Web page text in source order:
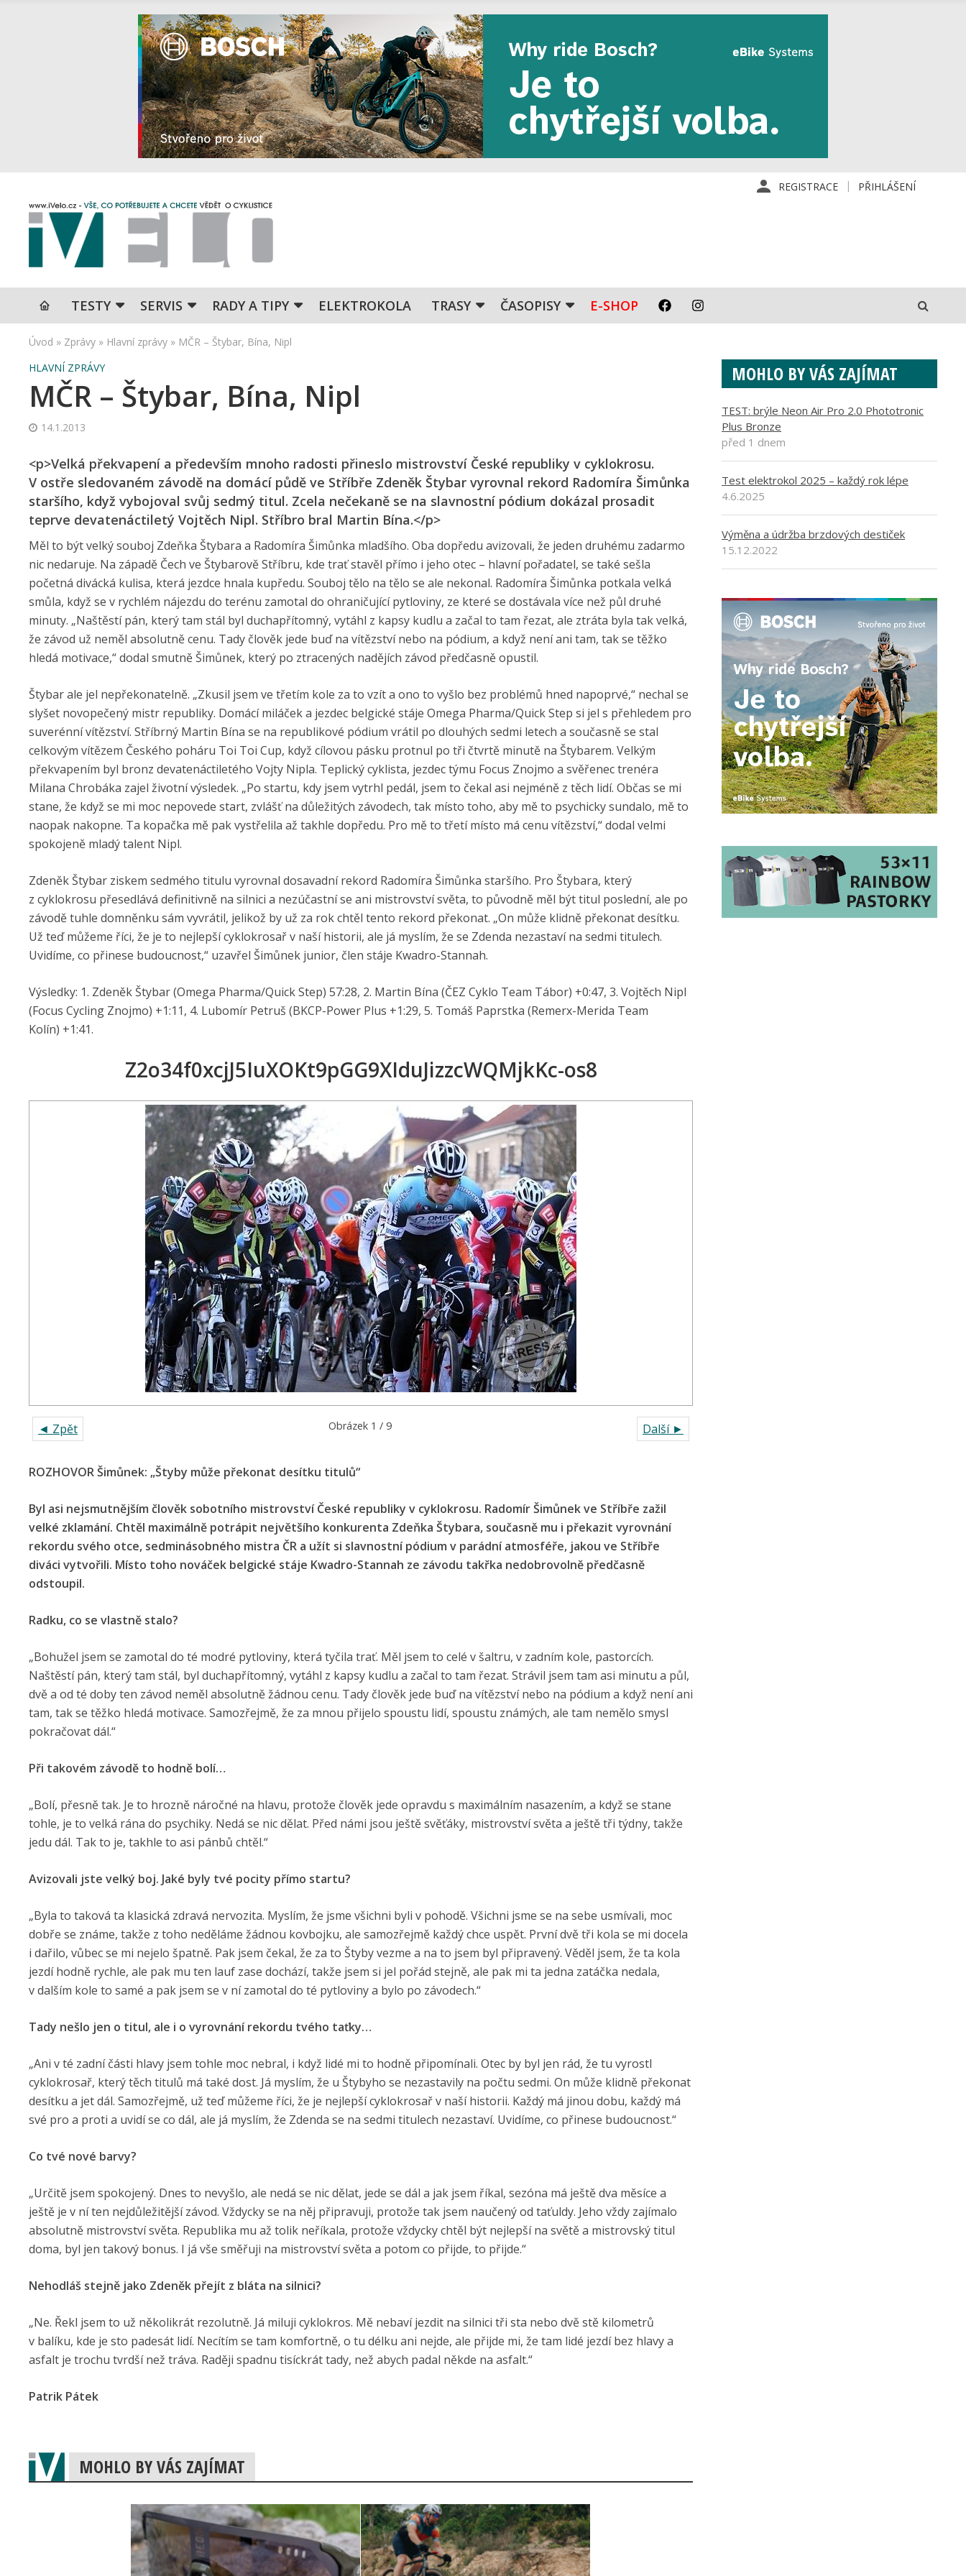
REGISTRACE PŘIHLÁŠENÍ
TESTY SERVIS RADY A TIPY ELEKTROKOLA TRASY ČASOPISY E-SHOP
Úvod » Zprávy » Hlavní zprávy » MČR – Štybar, Bína, Nipl
HLAVNÍ ZPRÁVY
MČR – Štybar, Bína, Nipl
14.1.2013
<p>Velká překvapení a především mnoho radosti přineslo mistrovství České republiky v cyklokrosu.
V ostře sledovaném závodě na domácí půdě ve Stříbře Zdeněk Štybar vyrovnal rekord Radomíra Šimůnka
staršího, když vybojoval svůj sedmý titul. Zcela nečekaně se na slavnostní pódium dokázal prosadit
teprve devatenáctiletý Vojtěch Nipl. Stříbro bral Martin Bína.</p>
Měl to být velký souboj Zdeňka Štybara a Radomíra Šimůnka mladšího. Oba dopředu avizovali, že jeden druhému zadarmo
nic nedaruje. Na západě Čech ve Štybarově Stříbru, kde trať stavěl přímo i jeho otec – hlavní pořadatel, se také sešla
početná divácká kulisa, která jezdce hnala kupředu. Souboj tělo na tělo se ale nekonal. Radomíra Šimůnka potkala velká
smůla, když se v rychlém nájezdu do terénu zamotal do ohraničující pytloviny, ze které se dostávala více než půl druhé
minuty. „Naštěstí pán, který tam stál byl duchapřítomný, vytáhl z kapsy kudlu a začal to tam řezat, ale ztráta byla tak velká,
že závod už neměl absolutně cenu. Tady člověk jede buď na vítězství nebo na pódium, a když není ani tam, tak se těžko
hledá motivace,“ dodal smutně Šimůnek, který po ztracených nadějích závod předčasně opustil.
Štybar ale jel nepřekonatelně. „Zkusil jsem ve třetím kole za to vzít a ono to vyšlo bez problémů hned napoprvé,“ nechal se
slyšet novopečený mistr republiky. Domácí miláček a jezdec belgické stáje Omega Pharma/Quick Step si jel s přehledem pro
suverénní vítězství. Stříbrný Martin Bína se na republikové pódium vrátil po dlouhých sedmi letech a současně se stal
celkovým vítězem Českého poháru Toi Toi Cup, když cílovou pásku protnul po tři čtvrtě minutě na Štybarem. Velkým
překvapením byl bronz devatenáctiletého Vojty Nipla. Teplický cyklista, jezdec týmu Focus Znojmo a svěřenec trenéra
Milana Chrobáka zajel životní výsledek. „Po startu, kdy jsem vytrhl pedál, jsem to čekal asi nejméně z těch lidí. Občas se mi
stane, že když se mi moc nepovede start, zvlášť na důležitých závodech, tak místo toho, aby mě to psychicky sundalo, mě to
naopak nakopne. Ta kopačka mě pak vystřelila až takhle dopředu. Pro mě to třetí místo má cenu vítězství,“ dodal velmi
spokojeně mladý talent Nipl.
Zdeněk Štybar ziskem sedmého titulu vyrovnal dosavadní rekord Radomíra Šimůnka staršího. Pro Štybara, který
z cyklokrosu přesedlává definitivně na silnici a nezúčastní se ani mistrovství světa, to původně měl být titul poslední, ale po
závodě tuhle domněnku sám vyvrátil, jelikož by už za rok chtěl tento rekord překonat. „On může klidně překonat desítku.
Už teď můžeme říci, že je to nejlepší cyklokrosař v naší historii, ale já myslím, že se Zdenda nezastaví na sedmi titulech.
Uvidíme, co přinese budoucnost,“ uzavřel Šimůnek junior, člen stáje Kwadro-Stannah.
Výsledky: 1. Zdeněk Štybar (Omega Pharma/Quick Step) 57:28, 2. Martin Bína (ČEZ Cyklo Team Tábor) +0:47, 3. Vojtěch Nipl
(Focus Cycling Znojmo) +1:11, 4. Lubomír Petruš (BKCP-Power Plus +1:29, 5. Tomáš Paprstka (Remerx-Merida Team
Kolín) +1:41.
Z2o34f0xcjJ5IuXOKt9pGG9XIduJizzcWQMjkKc-os8
◄ Zpět Další ►
Obrázek 1 / 9
ROZHOVOR Šimůnek: „Štyby může překonat desítku titulů“
Byl asi nejsmutnějším člověk sobotního mistrovství České republiky v cyklokrosu. Radomír Šimůnek ve Stříbře zažil
velké zklamání. Chtěl maximálně potrápit největšího konkurenta Zdeňka Štybara, současně mu i překazit vyrovnání
rekordu svého otce, sedminásobného mistra ČR a užít si slavnostní pódium v parádní atmosféře, jakou ve Stříbře
diváci vytvořili. Místo toho nováček belgické stáje Kwadro-Stannah ze závodu takřka nedobrovolně předčasně
odstoupil.
Radku, co se vlastně stalo?
„Bohužel jsem se zamotal do té modré pytloviny, která tyčila trať. Měl jsem to celé v šaltru, v zadním kole, pastorcích.
Naštěstí pán, který tam stál, byl duchapřítomný, vytáhl z kapsy kudlu a začal to tam řezat. Strávil jsem tam asi minutu a půl,
dvě a od té doby ten závod neměl absolutně žádnou cenu. Tady člověk jede buď na vítězství nebo na pódium a když není ani
tam, tak se těžko hledá motivace. Samozřejmě, že za mnou přijelo spoustu lidí, spoustu známých, ale tam nemělo smysl
pokračovat dál.“
Při takovém závodě to hodně bolí…
„Bolí, přesně tak. Je to hrozně náročné na hlavu, protože člověk jede opravdu s maximálním nasazením, a když se stane
tohle, je to velká rána do psychiky. Nedá se nic dělat. Před námi jsou ještě svěťáky, mistrovství světa a ještě tři týdny, takže
jedu dál. Tak to je, takhle to asi pánbů chtěl.“
Avizovali jste velký boj. Jaké byly tvé pocity přímo startu?
„Byla to taková ta klasická zdravá nervozita. Myslím, že jsme všichni byli v pohodě. Všichni jsme se na sebe usmívali, moc
dobře se známe, takže z toho neděláme žádnou kovbojku, ale samozřejmě každý chce uspět. První dvě tři kola se mi docela
i dařilo, vůbec se mi nejelo špatně. Pak jsem čekal, že za to Štyby vezme a na to jsem byl připravený. Věděl jsem, že ta kola
jezdí hodně rychle, ale pak mu ten lauf zase dochází, takže jsem si jel pořád stejně, ale pak mi ta jedna zatáčka nedala,
v dalším kole to samé a pak jsem se v ní zamotal do té pytloviny a bylo po závodech.“
Tady nešlo jen o titul, ale i o vyrovnání rekordu tvého taťky…
„Ani v té zadní části hlavy jsem tohle moc nebral, i když lidé mi to hodně připomínali. Otec by byl jen rád, že tu vyrostl
cyklokrosař, který těch titulů má také dost. Já myslím, že u Štybyho se nezastavily na počtu sedmi. On může klidně překonat
desítku a jet dál. Samozřejmě, už teď můžeme říci, že je nejlepší cyklokrosař v naší historii. Každý má jinou dobu, každý má
své pro a proti a uvidí se co dál, ale já myslím, že Zdenda se na sedmi titulech nezastaví. Uvidíme, co přinese budoucnost.“
Co tvé nové barvy?
„Určitě jsem spokojený. Dnes to nevyšlo, ale nedá se nic dělat, jede se dál a jak jsem říkal, sezóna má ještě dva měsíce a
ještě je v ní ten nejdůležitější závod. Vždycky se na něj připravuji, protože tak jsem naučený od taťuldy. Jeho vždy zajímalo
absolutně mistrovství světa. Republika mu až tolik neříkala, protože vždycky chtěl být nejlepší na světě a mistrovský titul
doma, byl jen takový bonus. I já vše směřuji na mistrovství světa a potom co přijde, to přijde.“
Nehodláš stejně jako Zdeněk přejít z bláta na silnici?
„Ne. Řekl jsem to už několikrát rezolutně. Já miluji cyklokros. Mě nebaví jezdit na silnici tři sta nebo dvě stě kilometrů
v balíku, kde je sto padesát lidí. Necítím se tam komfortně, o tu délku ani nejde, ale přijde mi, že tam lidé jezdí bez hlavy a
asfalt je trochu tvrdší než tráva. Raději spadnu tisíckrát tady, než abych padal někde na asfalt.“
Patrik Pátek
MOHLO BY VÁS ZAJÍMAT
MOHLO BY VÁS ZAJÍMAT
TEST: brýle Neon Air Pro 2.0 Phototronic
Plus Bronze
před 1 dnem
Test elektrokol 2025 – každý rok lépe
4.6.2025
Výměna a údržba brzdových destiček
15.12.2022